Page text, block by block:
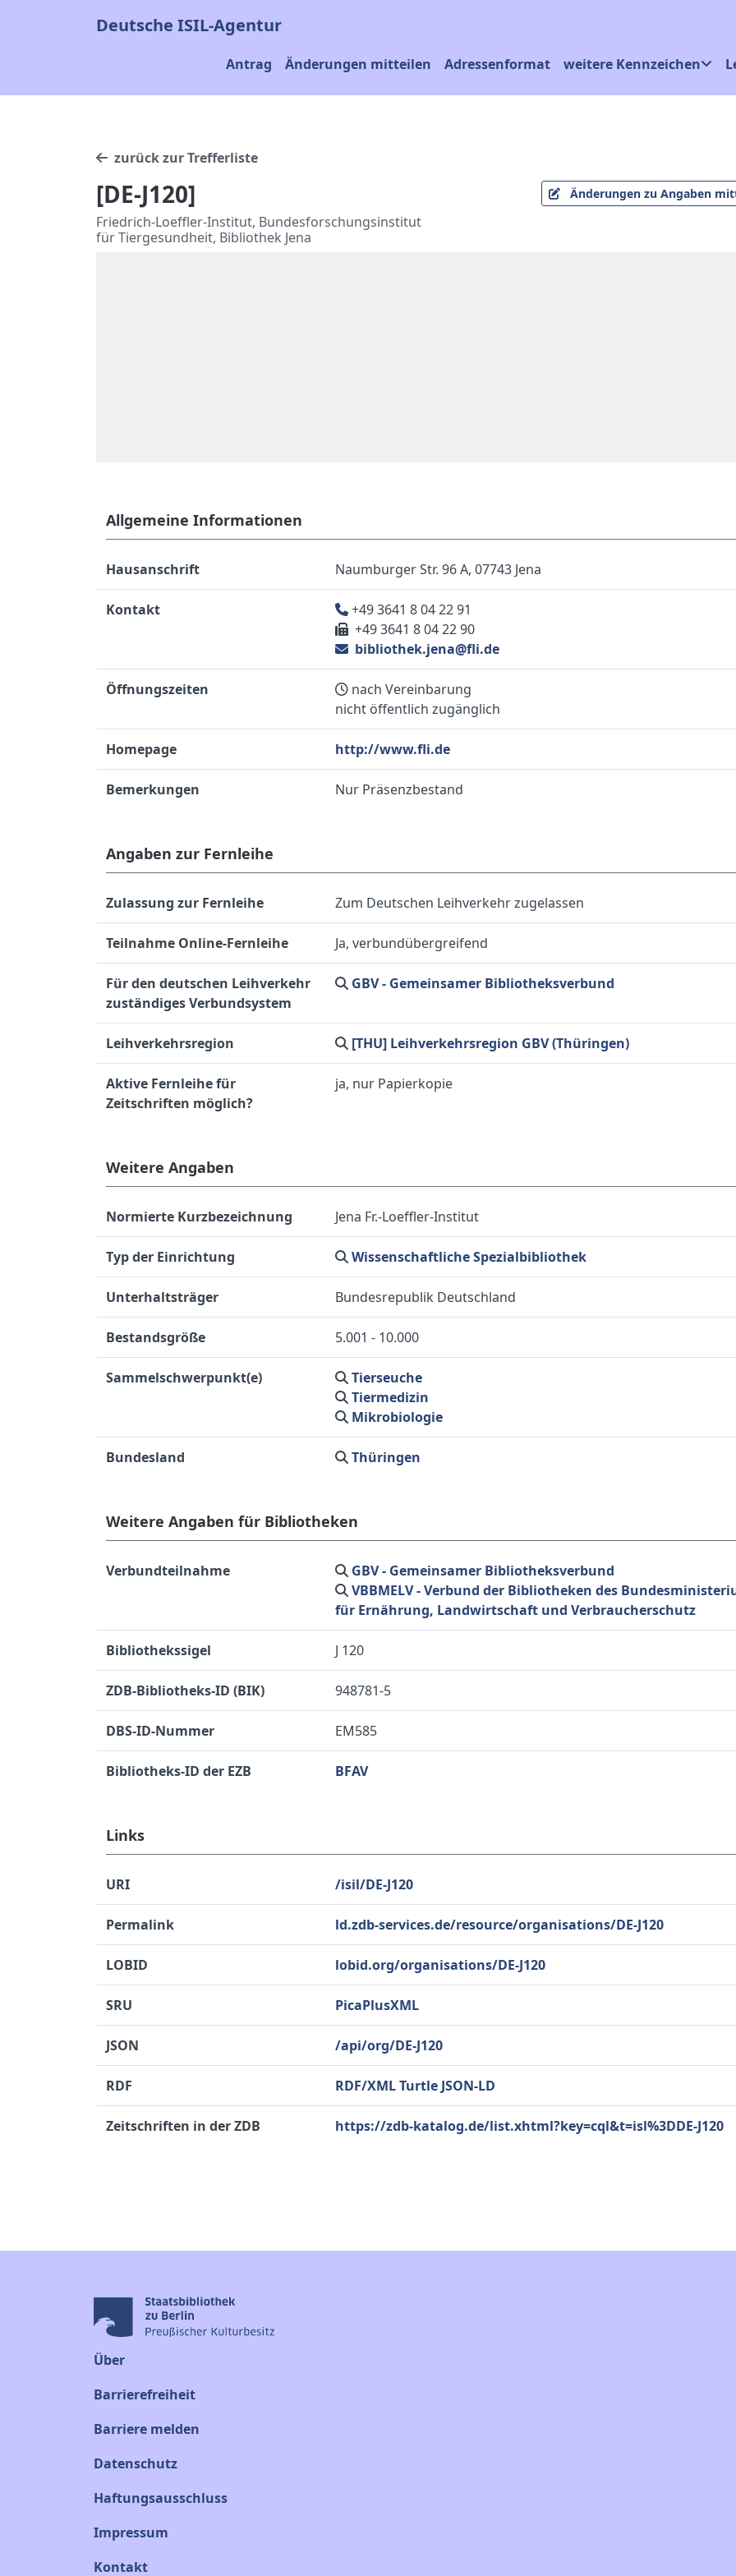
Deutsche ISIL-Agentur
Antrag Änderungen mitteilen Adressenformat weitere Kennzeichen
zurück zur Trefferliste
[DE-J120] Änderungen zu Angaben
Friedrich-Loeffler-Institut, Bundesforschungsinstitut
für Tiergesundheit, Bibliothek Jena
Allgemeine Informationen
Hausanschrift Naumburger Str. 96 A, 07743 Jena
Kontakt
+49 3641 8 04 22 91
+49 3641 8 04 22 90
bibliothek.jena@fli.de
Öffnungszeiten
nach Vereinbarung
nicht öffentlich zugänglich
Homepage http://www.fli.de
Bemerkungen Nur Präsenzbestand
Angaben zur Fernleihe
Zulassung zur Fernleihe Zum Deutschen Leihverkehr zugelassen
Teilnahme Online-Fernleihe Ja, verbundübergreifend
Für den deutschen Leihverkehr
zuständiges Verbundsystem
GBV - Gemeinsamer Bibliotheksverbund
Leihverkehrsregion [THU] Leihverkehrsregion GBV (Thüringen)
Aktive Fernleihe für
Zeitschriften möglich?
ja, nur Papierkopie
Weitere Angaben
Normierte Kurzbezeichnung Jena Fr.-Loeffler-Institut
Typ der Einrichtung Wissenschaftliche Spezialbibliothek
Unterhaltsträger Bundesrepublik Deutschland
Bestandsgröße 5.001 - 10.000
Sammelschwerpunkt(e)
Tierseuche
Tiermedizin
Mikrobiologie
Bundesland Thüringen
Weitere Angaben für Bibliotheken
Verbundteilnahme
GBV - Gemeinsamer Bibliotheksverbund
VBBMELV - Verbund der Bibliotheken des
für Ernährung, Landwirtschaft und Verbraucherschutz
Bibliothekssigel J 120
ZDB-Bibliotheks-ID (BIK) 948781-5
DBS-ID-Nummer EM585
Bibliotheks-ID der EZB BFAV
Links
URI /isil/DE-J120
Permalink ld.zdb-services.de/resource/organisations/DE-J120
LOBID lobid.org/organisations/DE-J120
SRU PicaPlusXML
JSON /api/org/DE-J120
RDF RDF/XMLTurtle JSON-LD
Zeitschriften in der ZDB https://zdb-katalog.de/list.xhtml?key=cql&t=isl%3DDE-J120
Über
Barrierefreiheit
Barriere melden
Datenschutz
Haftungsausschluss
Impressum
Kontakt